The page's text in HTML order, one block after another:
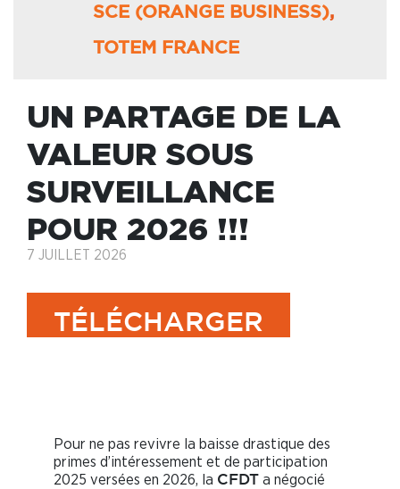
SCE (ORANGE BUSINESS),
TOTEM FRANCE
UN PARTAGE DE LA
VALEUR SOUS
SURVEILLANCE
POUR 2026 !!!
7 JUILLET 2026
TÉLÉCHARGER
Pour ne pas revivre la baisse drastique des
primes d’intéressement et de participation
2025 versées en 2026, la CFDT
a négocié